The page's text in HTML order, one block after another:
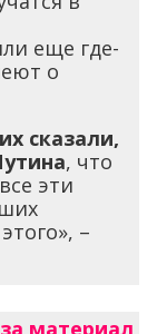
еще где-
о
сказали,
, что
эти
–